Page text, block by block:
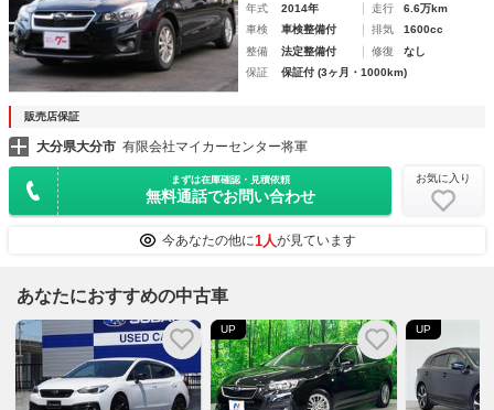
年式 2014年 走行
6.6万km
車検
車検整備付 排気
1600cc
整備
法定整備付 修復
なし
保証
保証付 (3ヶ月・1000km)
販売店保証
大分県大分市 有限会社マイカーセンター将軍
まずは在庫確認・見積依頼
無料通話でお問い合わせ
お気に入り
今あなたの他に1人が見ています
あなたにおすすめの中古車
UP UP